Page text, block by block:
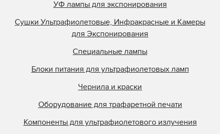
УФ лампы для экспонирования
Сушки Ультрафиолетовые, Инфракрасные и Камеры
для Экспонирования
Специальные лампы
Блоки питания для ультрафиолетовых ламп
Чернила и краски
Оборудование для трафаретной печати
Компоненты для ультрафиолетового излучения